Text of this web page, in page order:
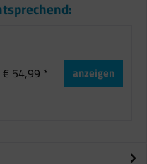
€ 54,99 * anzeigen